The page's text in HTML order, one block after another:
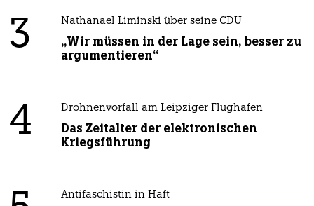
3 Nathanael Liminski über seine CDU
„Wir müssen in der Lage sein, besser zu
argumentieren“
4 Drohnenvorfall am Leipziger Flughafen
Das Zeitalter der elektronischen
Kriegsführung
Antifaschistin in Haft